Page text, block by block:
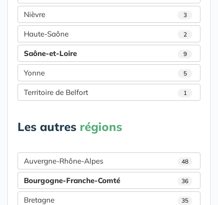
Nièvre 3
Haute-Saône 2
Saône-et-Loire 9
Yonne 5
Territoire de Belfort 1
Les autres régions
Auvergne-Rhône-Alpes 48
Bourgogne-Franche-Comté 36
Bretagne 35